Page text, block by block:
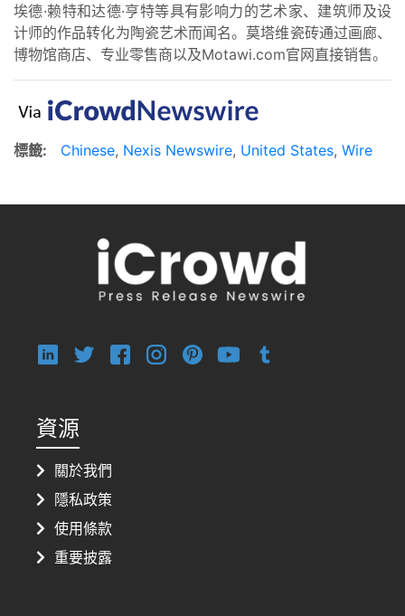
埃德·赖特和达德·亨特等具有影响力的艺术家、建筑师及设
计师的作品转化为陶瓷艺术而闻名。莫塔维瓷砖通过画廊、
博物馆商店、专业零售商以及Motawi.com官网直接销售。
標籤: Chinese, Nexis Newswire, United States, Wire
資源
關於我們
隱私政策
使用條款
重要披露